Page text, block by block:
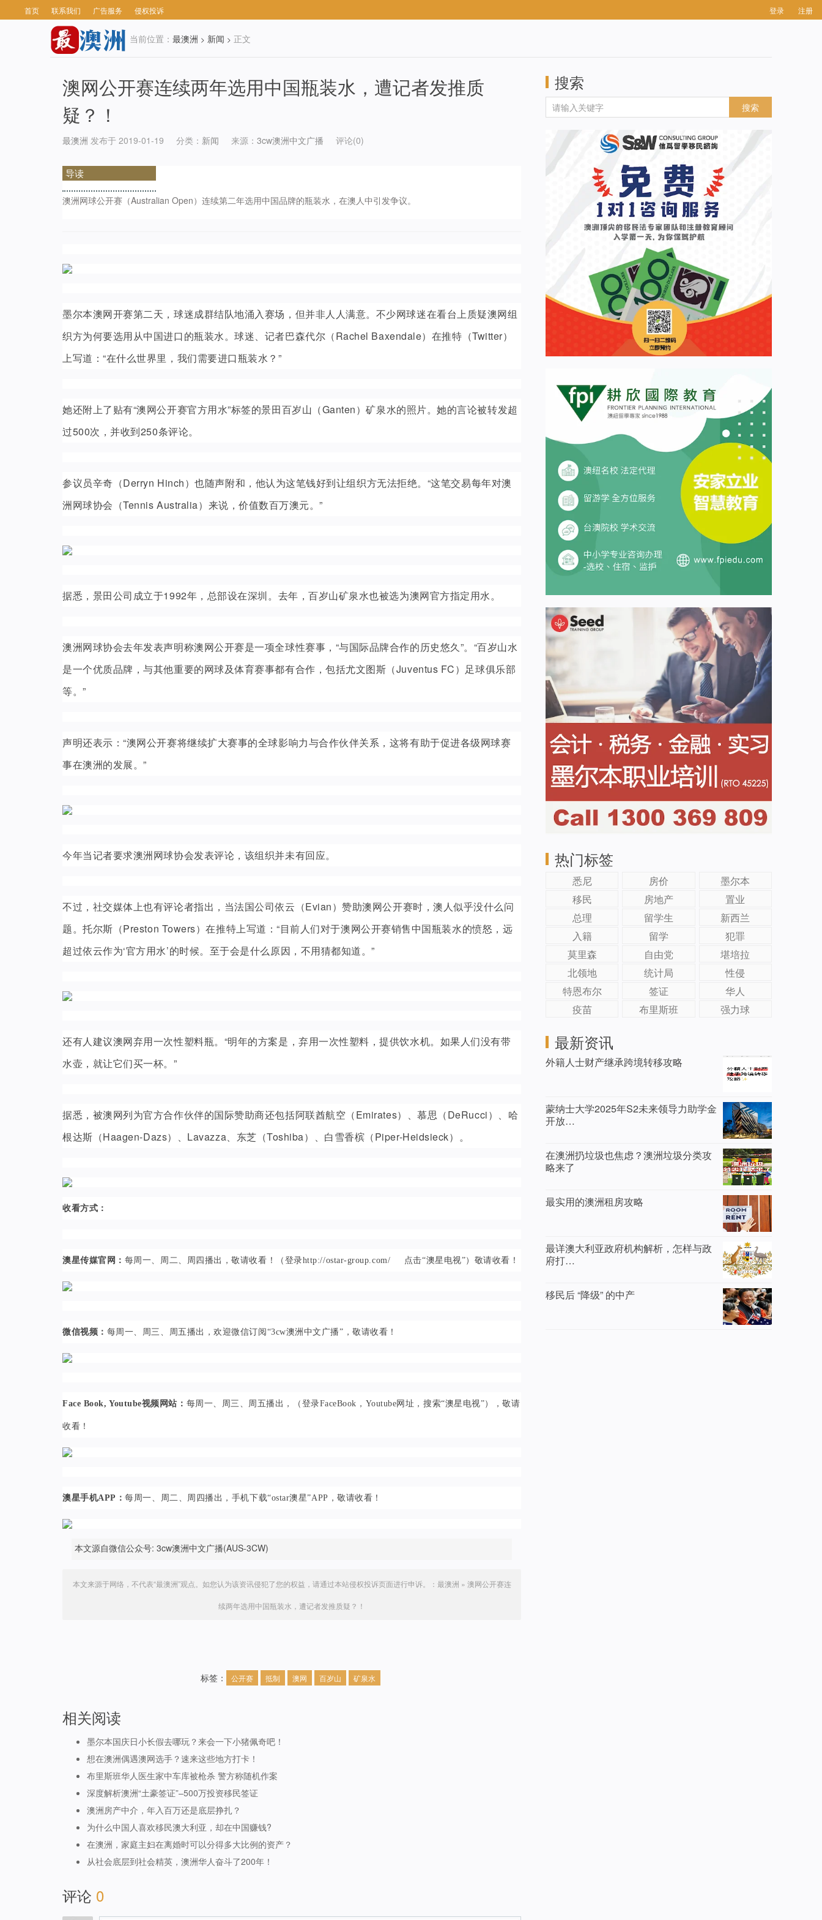
首页 联系我们 广告服务 侵权投诉 登录 注册
当前位置： 最澳洲 > 新闻 > 正文
澳网公开赛连续两年选用中国瓶装水，遭记者发推质
疑？！
最澳洲 发布于 2019-01-19 分类： 新闻 来源： 3cw澳洲中文广播 评论(0)
导读
澳洲网球公开赛（Australian Open）连续第二年选用中国品牌的瓶装水，在澳人中引发争议。
墨尔本澳网开赛第二天，球迷成群结队地涌入赛场，但并非人人满意。不少网球迷在看台上质疑澳网组
织方为何要选用从中国进口的瓶装水。球迷、记者巴森代尔（Rachel Baxendale）在推特（Twitter）
上写道：“在什么世界里，我们需要进口瓶装水？”
她还附上了贴有“澳网公开赛官方用水”标签的景田百岁山（Ganten）矿泉水的照片。她的言论被转发超
过500次，并收到250条评论。
参议员辛奇（Derryn Hinch）也随声附和，他认为这笔钱好到让组织方无法拒绝。“这笔交易每年对澳
洲网球协会（Tennis Australia）来说，价值数百万澳元。”
据悉，景田公司成立于1992年，总部设在深圳。去年，百岁山矿泉水也被选为澳网官方指定用水。
澳洲网球协会去年发表声明称澳网公开赛是一项全球性赛事，“与国际品牌合作的历史悠久”。“百岁山水
是一个优质品牌，与其他重要的网球及体育赛事都有合作，包括尤文图斯（Juventus FC）足球俱乐部
等。”
声明还表示：“澳网公开赛将继续扩大赛事的全球影响力与合作伙伴关系，这将有助于促进各级网球赛
事在澳洲的发展。”
今年当记者要求澳洲网球协会发表评论，该组织并未有回应。
不过，社交媒体上也有评论者指出，当法国公司依云（Evian）赞助澳网公开赛时，澳人似乎没什么问
题。托尔斯（Preston Towers）在推特上写道：“目前人们对于澳网公开赛销售中国瓶装水的愤怒，远
超过依云作为‘官方用水’的时候。至于会是什么原因，不用猜都知道。”
还有人建议澳网弃用一次性塑料瓶。“明年的方案是，弃用一次性塑料，提供饮水机。如果人们没有带
水壶，就让它们买一杯。”
据悉，被澳网列为官方合作伙伴的国际赞助商还包括阿联酋航空（Emirates）、慕思（DeRucci）、哈
根达斯（Haagen-Dazs）、Lavazza、东芝（Toshiba）、白雪香槟（Piper-Heidsieck）。
收看方式：
澳星传媒官网： 每周一、周二、周四播出，敬请收看！（登录http://ostar-group.com/ 点击“澳星电视”）敬请收看！
微信视频： 每周一、周三、周五播出，欢迎微信订阅“3cw澳洲中文广播”，敬请收看！
Face Book, Youtube视频网站： 每周一、周三、周五播出，（登录FaceBook，Youtube网址，搜索“澳星电视”），敬请
收看！
澳星手机APP：每周一、周二、周四播出，手机下载“ostar澳星”APP，敬请收看！
本文源自微信公众号: 3cw澳洲中文广播(AUS-3CW)
本文来源于网络，不代表“最澳洲”观点。如您认为该资讯侵犯了您的权益，请通过本站侵权投诉页面进行申诉。： 最澳洲 » 澳网公开赛连
续两年选用中国瓶装水，遭记者发推质疑？！
标签： 公开赛 抵制 澳网 百岁山 矿泉水
相关阅读
墨尔本国庆日小长假去哪玩？来会一下小猪佩奇吧！
想在澳洲偶遇澳网选手？速来这些地方打卡！
布里斯班华人医生家中车库被枪杀 警方称随机作案
深度解析澳洲“土豪签证”–500万投资移民签证
澳洲房产中介，年入百万还是底层挣扎？
为什么中国人喜欢移民澳大利亚，却在中国赚钱?
在澳洲，家庭主妇在离婚时可以分得多大比例的资产？
从社会底层到社会精英，澳洲华人奋斗了200年！
评论 0
搜索
热门标签
悉尼 房价
墨尔本
移民
房地产
置业
总理
留学生
新西兰
入籍
留学
犯罪
莫里森
自由党
堪培拉
北领地
统计局
性侵
特恩布尔
签证
华人
疫苗
布里斯班 强力球
最新资讯
外籍人士财产继承跨境转移攻略
蒙纳士大学2025年S2未来领导力助学金
开放…
在澳洲扔垃圾也焦虑？澳洲垃圾分类攻
略来了
最实用的澳洲租房攻略
最详澳大利亚政府机构解析，怎样与政
府打…
移民后 “降级” 的中产